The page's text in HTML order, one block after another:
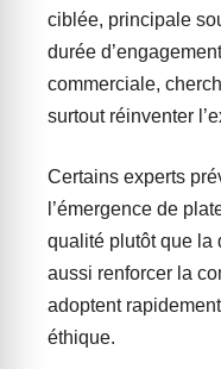
ciblée, principale
durée
commerciale,
surtout réinventer
Certains experts
l’émergence de
qualité plutôt que la
aussi renforcer la
adoptent
éthique.